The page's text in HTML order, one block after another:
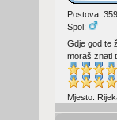
Postova:
Spol:
Gdje god te
moraš znati
Mjesto: